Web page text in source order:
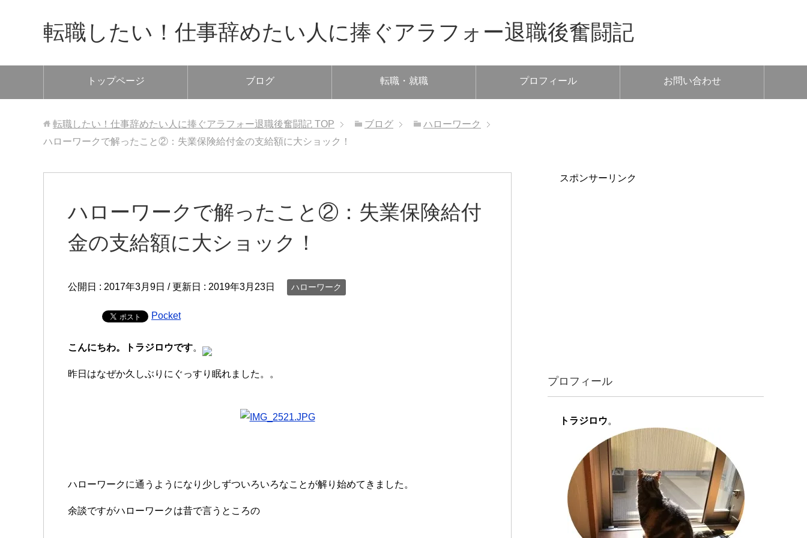
転職したい！仕事辞めたい人に捧ぐアラフォー退職後奮闘記
トップページ ブログ 転職・就職 プロフィール お問い合わせ
転職したい！仕事辞めたい人に捧ぐアラフォー退職後奮闘記 TOP ブログ
ハローワーク
ハローワークで解ったこと②：失業保険給付金の支給額に大ショック！
ハローワークで解ったこと②：失業保険給付
金の支給額に大ショック！
公開日 : 2017年3月9日 / 更新日 : 2019年3月23日 ハローワーク
Pocket
こんにちわ。トラジロウです。
昨日はなぜか久しぶりにぐっすり眠れました。。
ハローワークに通うようになり少しずついろいろなことが解り始めてきました。
余談ですがハローワークは昔で言うところの
スポンサーリンク
プロフィール
トラジロウ。